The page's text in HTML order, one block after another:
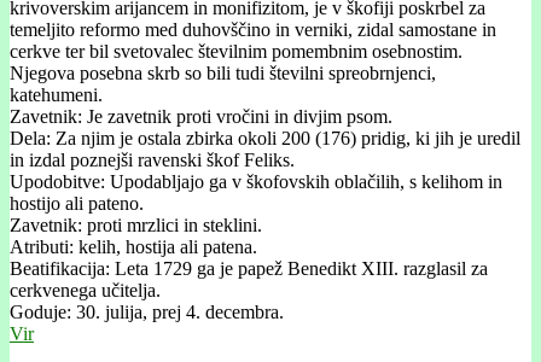
krivoverskim arijancem in monifizitom, je v škofiji poskrbel za
temeljito reformo med duhov­ščino in verniki, zidal samostane in
cerkve ter bil svetovalec številnim pomembnim osebnostim.
Njegova posebna skrb so bili tudi številni spreobrnjenci,
katehumeni.
Zavetnik: Je zavetnik proti vročini in divjim psom.
Dela: Za njim je ostala zbirka okoli 200 (176) pridig, ki jih je uredil
in izdal poznejši ravenski škof Feliks.
Upodobitve: Upodabljajo ga v škofovskih oblačilih, s kelihom in
hostijo ali pateno.
Zavetnik: proti mrzlici in steklini.
Atributi: kelih, hostija ali patena.
Beatifikacija: Leta 1729 ga je papež Benedikt XIII. razglasil za
cerkvenega učitelja.
Goduje: 30. julija, prej 4. decembra.
Vir